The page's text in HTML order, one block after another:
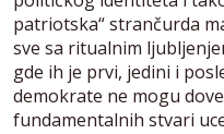
patriotska“ strančurda
sve sa ritualnim
gde ih je prvi, jedini i
demokrate ne mogu
fundamentalnih stvari